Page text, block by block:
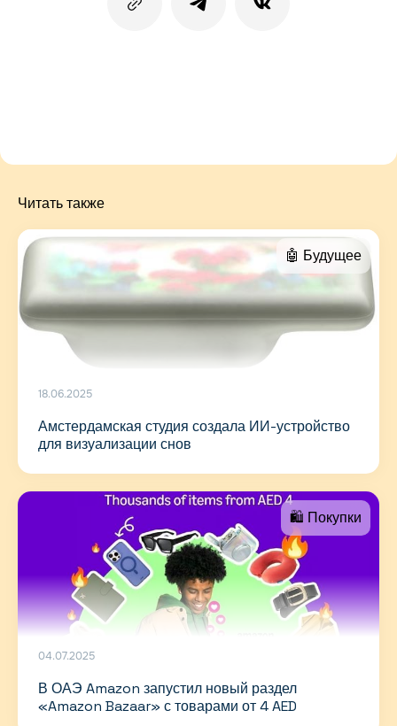
Читать также
🤖 Будущее
18.06.2025
Амстердамская студия создала ИИ-устройство
для визуализации снов
🛍 Покупки
04.07.2025
В ОАЭ Amazon запустил новый раздел
«Amazon Bazaar» с товарами от 4 AED